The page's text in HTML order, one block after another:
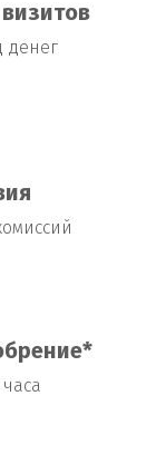
денег